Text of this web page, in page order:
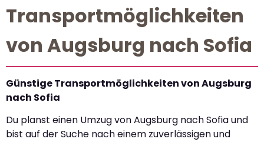
Transportmöglichkeiten
von Augsburg nach Sofia
Günstige Transportmöglichkeiten von Augsburg
nach Sofia
Du planst einen Umzug von Augsburg nach Sofia und
bist auf der Suche nach einem zuverlässigen und